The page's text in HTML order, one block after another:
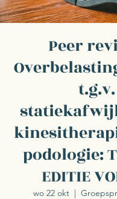
Peer
t.g.v.
podologie:
EDITIE
wo 22 okt
  |